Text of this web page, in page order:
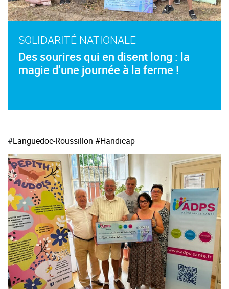
SOLIDARITÉ NATIONALE
Des sourires qui en disent long : la
magie d’une journée à la ferme !
#Languedoc-Roussillon #Handicap